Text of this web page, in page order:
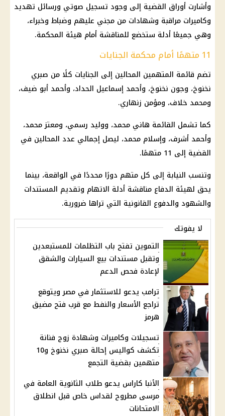
وأشارت أوراق القضية إلى وجود تسجيل صوتي ورسائل تهديد
وكاميرات مراقبة وشهادات من مجني عليهم وضباط وخبراء،
وهي جميعًا أدلة ستخضع للمناقشة أمام هيئة المحكمة.
11 متهمًا أمام محكمة الجنايات
تضم قائمة المتهمين المحالين إلى الجنايات كلًا من صبري
نخنوخ، وجون نخنوخ، وأحمد إسماعيل الحداد، وأحمد أبو ضيف،
ومحمد خلاف، ومؤمن زنهاري.
كما تشمل القائمة هاني محمد، ووليد رسمي، ومعتز محمد،
وأحمد أشرف، وإسلام محمد، ليصل إجمالي عدد المحالين في
القضية إلى 11 متهمًا.
وتنسب النيابة إلى كل متهم دورًا محددًا في الواقعة، بينما
يحق لهيئة الدفاع مناقشة أدلة الاتهام وتقديم المستندات
والشهود والدفوع القانونية التي تراها ضرورية.
لا يفوتك
التموين تفتح باب التظلمات للمستبعدين
وتقبل مستندات بيع السيارات والشقق
لإعادة فحص الدعم
ترامب يدعو للاستثمار في مصر ويتوقع
تراجع الأسعار والنفط مع قرب فتح مضيق
هرمز
تسجيلات وكاميرات وشهادة زوج فنانة
تكشف كواليس إحالة صبري نخنوخ و10
متهمين بقضية التجمع
الأنبا كاراس يدعو طلاب الثانوية العامة في
مرسى مطروح لقداس خاص قبل انطلاق
الامتحانات